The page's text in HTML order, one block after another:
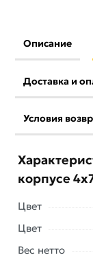
Описание
Доставка и
Условия
корпусе
Цвет
Цвет
Вес нетто